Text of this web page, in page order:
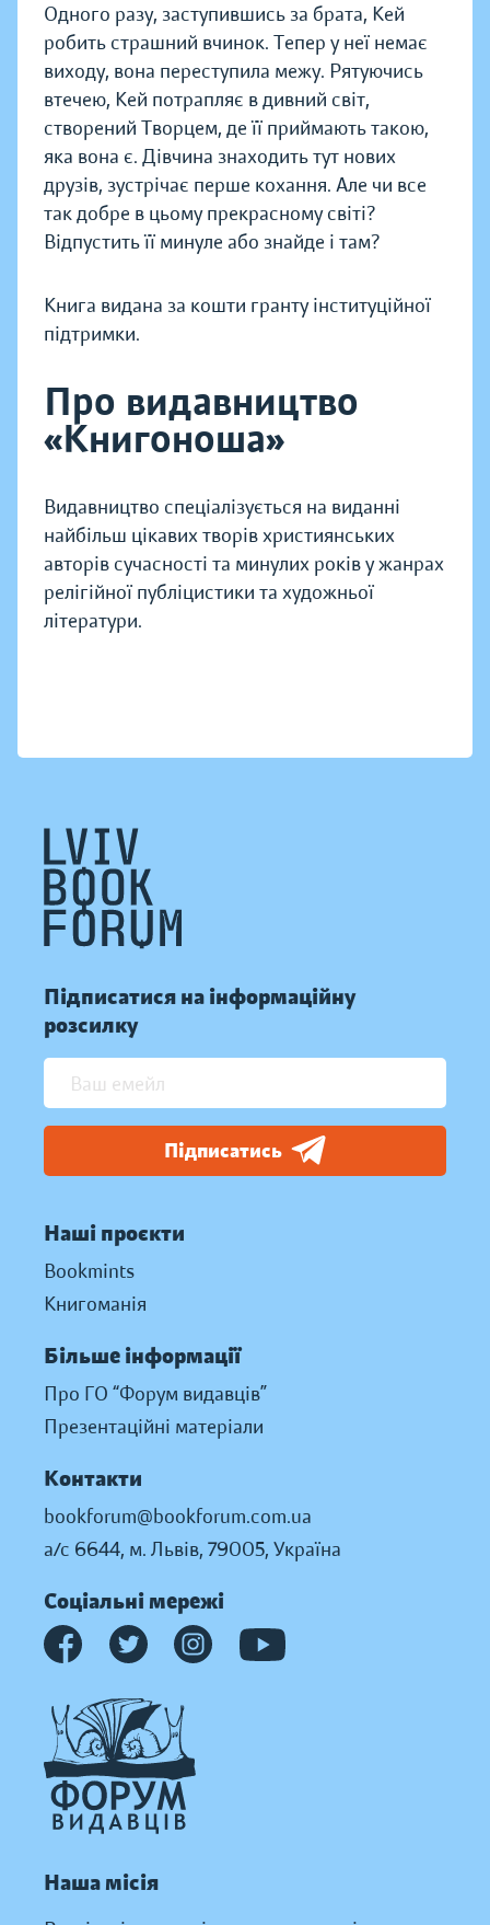
Одного разу, заступившись за брата, Кей
робить страшний вчинок. Тепер у неї немає
виходу, вона переступила межу. Рятуючись
втечею, Кей потрапляє в дивний світ,
створений Творцем, де її приймають такою,
яка вона є. Дівчина знаходить тут нових
друзів, зустрічає перше кохання. Але чи все
так добре в цьому прекрасному світі?
Відпустить її минуле або знайде і там?
Книга видана за кошти гранту інституційної
підтримки.
Про видавництво
«Книгоноша»
Видавництво спеціалізується на виданні
найбільш цікавих творів християнських
авторів сучасності та минулих років у жанрах
релігійної публіцистики та художньої
літератури.
Підписатися на інформаційну
розсилку
Підписатись
Наші проєкти
Bookmints
Книгоманія
Більше інформації
Про ГО “Форум видавців”
Презентаційні матеріали
Контакти
bookforum@bookforum.com.ua
а/с 6644, м. Львів, 79005, Україна
Соціальні мережі
Наша місія